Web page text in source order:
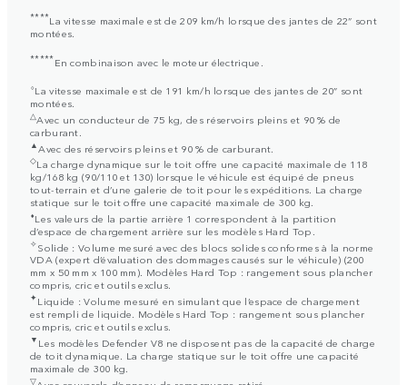
****La vitesse maximale est de 209 km/h lorsque des jantes de 22” sont
montées.
*****En combinaison avec le moteur électrique.
⬨La vitesse maximale est de 191 km/h lorsque des jantes de 20” sont
montées.
△Avec un conducteur de 75 kg, des réservoirs pleins et 90 % de
carburant.
▲Avec des réservoirs pleins et 90 % de carburant.
◇La charge dynamique sur le toit offre une capacité maximale de 118
kg/168 kg (90/110 et 130) lorsque le véhicule est équipé de pneus
tout-terrain et d’une galerie de toit pour les expéditions. La charge
statique sur le toit offre une capacité maximale de 300 kg.
⬧Les valeurs de la partie arrière 1 correspondent à la partition
d’espace de chargement arrière sur les modèles Hard Top.
✧Solide : Volume mesuré avec des blocs solides conformes à la norme
VDA (expert d’évaluation des dommages causés sur le véhicule) (200
mm x 50 mm x 100 mm). Modèles Hard Top : rangement sous plancher
compris, cric et outils exclus.
✦Liquide : Volume mesuré en simulant que l’espace de chargement
est rempli de liquide. Modèles Hard Top : rangement sous plancher
compris, cric et outils exclus.
▼ Les modèles Defender V8 ne disposent pas de la capacité de charge
de toit dynamique. La charge statique sur le toit offre une capacité
maximale de 300 kg.
▽